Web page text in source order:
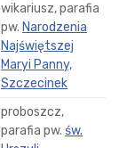
wikariusz, parafia
pw. Narodzenia
Najświętszej
Maryi Panny,
Szczecinek
proboszcz,
parafia pw. św.